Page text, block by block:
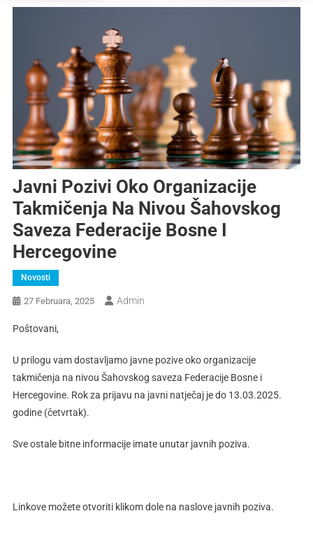
Javni Pozivi Oko Organizacije
Takmičenja Na Nivou Šahovskog
Saveza Federacije Bosne I
Hercegovine
Novosti
27 Februara, 2025 Admin
Poštovani,
U prilogu vam dostavljamo javne pozive oko organizacije
takmičenja na nivou Šahovskog saveza Federacije Bosne i
Hercegovine. Rok za prijavu na javni natječaj je do 13.03.2025.
godine (četvrtak).
Sve ostale bitne informacije imate unutar javnih poziva.
Linkove možete otvoriti klikom dole na naslove javnih poziva.